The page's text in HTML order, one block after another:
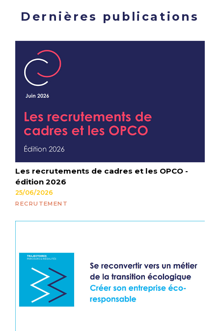
Dernières publications
Les recrutements de cadres et les OPCO -
édition 2026
25/06/2026
RECRUTEMENT